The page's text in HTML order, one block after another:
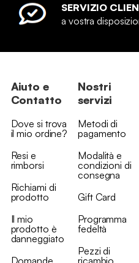
SERVIZIO
a vostra
Aiuto e
Contatto
Dove si trova
il mio ordine?
Resi e
rimborsi
Richiami di
prodotto
Il mio
prodotto è
danneggiato
Domande
Nostri
servizi
Metodi di
pagamento
Modalità e
condizioni di
consegna
Gift Card
Programma
fedeltà
Pezzi di
ricambio